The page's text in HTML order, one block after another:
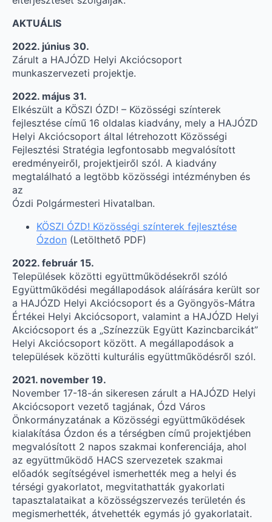
AKTUÁLIS
2022. június 30.
Zárult a HAJÓZD Helyi Akciócsoport
munkaszervezeti projektje.
2022. május 31.
Elkészült a KÖSZI ÓZD! – Közösségi színterek
fejlesztése című 16 oldalas kiadvány, mely a HAJÓZD
Helyi Akciócsoport által létrehozott Közösségi
Fejlesztési Stratégia legfontosabb megvalósított
eredményeiről, projektjeiről szól. A kiadvány
megtalálható a legtöbb közösségi intézményben és
az
Ózdi Polgármesteri Hivatalban.
KÖSZI ÓZD! Közösségi színterek fejlesztése
Ózdon (Letölthető PDF)
2022. február 15.
Települések közötti együttműködésekről szóló
Együttműködési megállapodások aláírására került sor
a HAJÓZD Helyi Akciócsoport és a Gyöngyös-Mátra
Értékei Helyi Akciócsoport, valamint a HAJÓZD Helyi
Akciócsoport és a „Színezzük Együtt Kazincbarcikát”
Helyi Akciócsoport között. A megállapodások a
települések közötti kulturális együttműködésről szól.
2021. november 19.
November 17-18-án sikeresen zárult a HAJÓZD Helyi
Akciócsoport vezető tagjának, Ózd Város
Önkormányzatának a Közösségi együttműködések
kialakítása Ózdon és a térségben című projektjében
megvalósított 2 napos szakmai konferenciája, ahol
az együttműködő HACS szervezetek szakmai
előadók segítségével ismerhették meg a helyi és
térségi gyakorlatot, megvitathatták gyakorlati
tapasztalataikat a közösségszervezés területén és
megismerhették, átvehették egymás jó gyakorlatait.